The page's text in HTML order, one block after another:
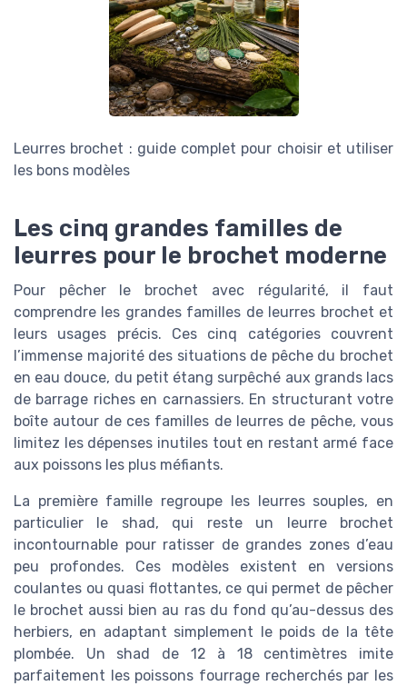
Leurres brochet : guide complet pour choisir et utiliser
les bons modèles
Les cinq grandes familles de
leurres pour le brochet moderne
Pour pêcher le brochet avec régularité, il faut
comprendre les grandes familles de leurres brochet et
leurs usages précis. Ces cinq catégories couvrent
l’immense majorité des situations de pêche du brochet
en eau douce, du petit étang surpêché aux grands lacs
de barrage riches en carnassiers. En structurant votre
boîte autour de ces familles de leurres de pêche, vous
limitez les dépenses inutiles tout en restant armé face
aux poissons les plus méfiants.
La première famille regroupe les leurres souples, en
particulier le shad, qui reste un leurre brochet
incontournable pour ratisser de grandes zones d’eau
peu profondes. Ces modèles existent en versions
coulantes ou quasi flottantes, ce qui permet de pêcher
le brochet aussi bien au ras du fond qu’au-dessus des
herbiers, en adaptant simplement le poids de la tête
plombée. Un shad de 12 à 18 centimètres imite
parfaitement les poissons fourrage recherchés par les